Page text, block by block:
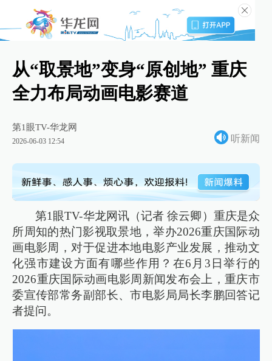
从“取景地”变身“原创地” 重庆
全力布局动画电影赛道
第1眼TV-华龙网
2026-06-03 12:54 听新闻
第1眼TV-华龙网讯（记者 徐云卿）重庆是众
所周知的热门影视取景地，举办2026重庆国际动
画电影周，对于促进本地电影产业发展，推动文
化强市建设方面有哪些作用？在6月3日举行的
2026重庆国际动画电影周新闻发布会上，重庆市
委宣传部常务副部长、市电影局局长李鹏回答记
者提问。